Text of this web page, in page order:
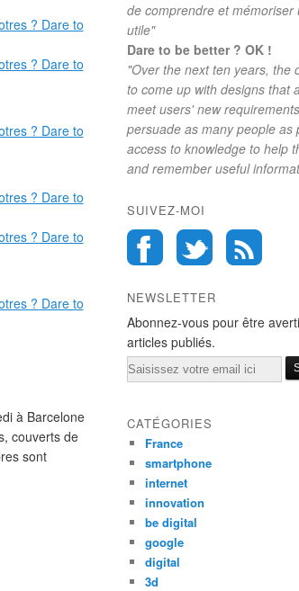
à Barcelone
couverts de
sont
de comprendre et mémoriser
utile"
Dare to be better ? OK !
"Over the next ten years, the
to come up with designs that
meet users' new
persuade as many people as
access to knowledge to help
and remember useful
SUIVEZ-MOI
NEWSLETTER
Abonnez-vous pour être
articles publiés.
Email
CATÉGORIES
France
smartphone
internet
innovation
be digital
google
digital
3d